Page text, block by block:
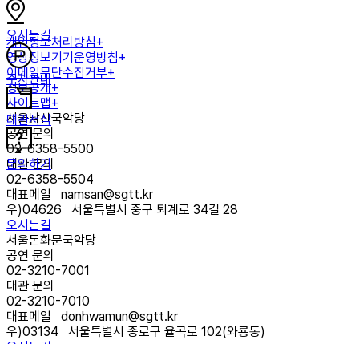
오시는길
주차안내
대관서식
문의하기
개인정보처리방침+
영상정보기기운영방침+
이메일무단수집거부+
정보공개+
사이트맵+
서울남산국악당
공연 문의
02-6358-5500
대관 문의
02-6358-5504
대표메일 namsan@sgtt.kr
우)04626
서울특별시 중구 퇴계로 34길 28
오시는길
서울돈화문국악당
공연 문의
02-3210-7001
대관 문의
02-3210-7010
대표메일 donhwamun@sgtt.kr
우)03134
서울특별시 종로구 율곡로 102(와룡동)